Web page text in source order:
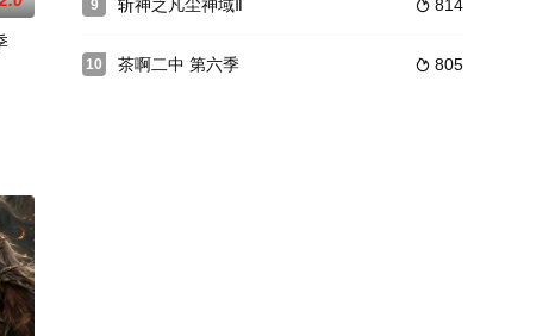
击，几乎所有修仙相关的知识和人物都就此湮灭，王锐因为一颗奇特的水晶
9  814
斩神之凡尘神域Ⅱ
10  805
茶啊二中 第六季